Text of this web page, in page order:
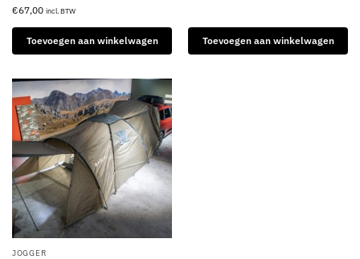
€67,00 incl. BTW
Toevoegen aan winkelwagen Toevoegen aan winkelwagen
JOGGER